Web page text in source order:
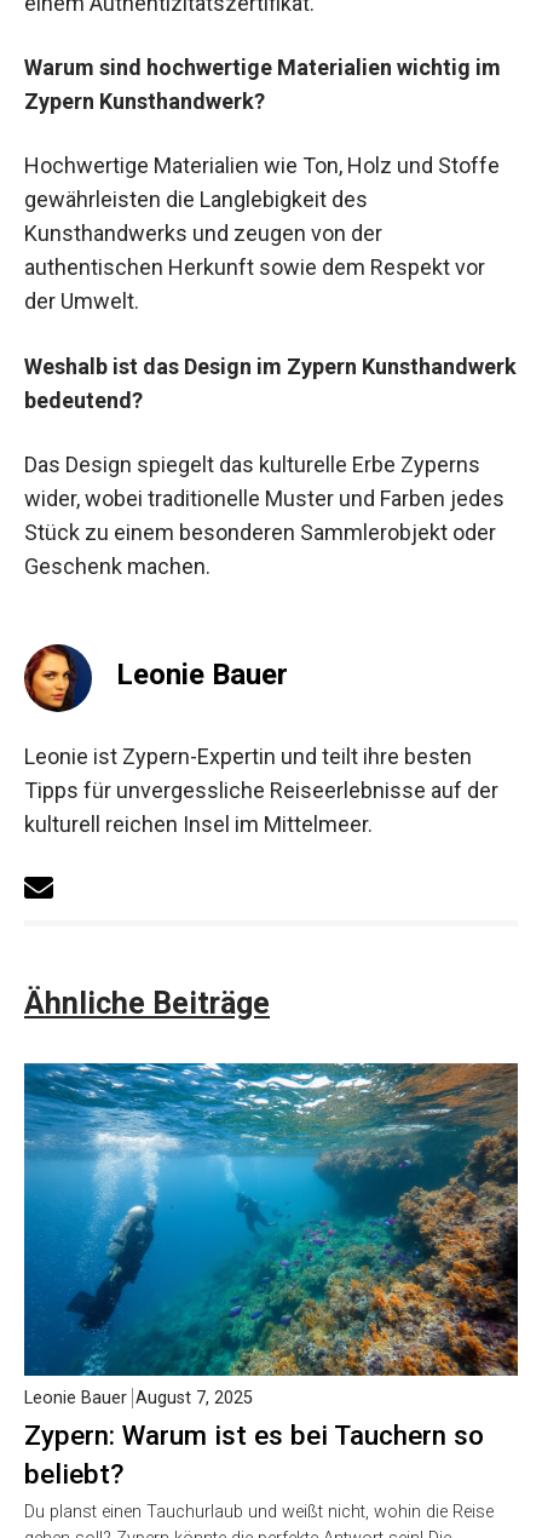
Warum sind hochwertige Materialien wichtig im
Zypern Kunsthandwerk?
Hochwertige Materialien wie Ton, Holz und Stoffe
gewährleisten die Langlebigkeit des
Kunsthandwerks und zeugen von der
authentischen Herkunft sowie dem Respekt vor
der Umwelt.
Weshalb ist das Design im Zypern Kunsthandwerk
bedeutend?
Das Design spiegelt das kulturelle Erbe Zyperns
wider, wobei traditionelle Muster und Farben jedes
Stück zu einem besonderen Sammlerobjekt oder
Geschenk machen.
Leonie Bauer
Leonie ist Zypern-Expertin und teilt ihre besten
Tipps für unvergessliche Reiseerlebnisse auf der
kulturell reichen Insel im Mittelmeer.
Ähnliche Beiträge
Zypern: Warum ist es bei Tauchern so
beliebt?
Leonie Bauer August 7, 2025
Du planst einen Tauchurlaub und weißt nicht, wohin die Reise